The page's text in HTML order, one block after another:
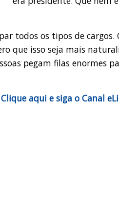
todos os tipos de cargos.
que isso seja mais
pegam filas enormes
Clique aqui e siga o Canal